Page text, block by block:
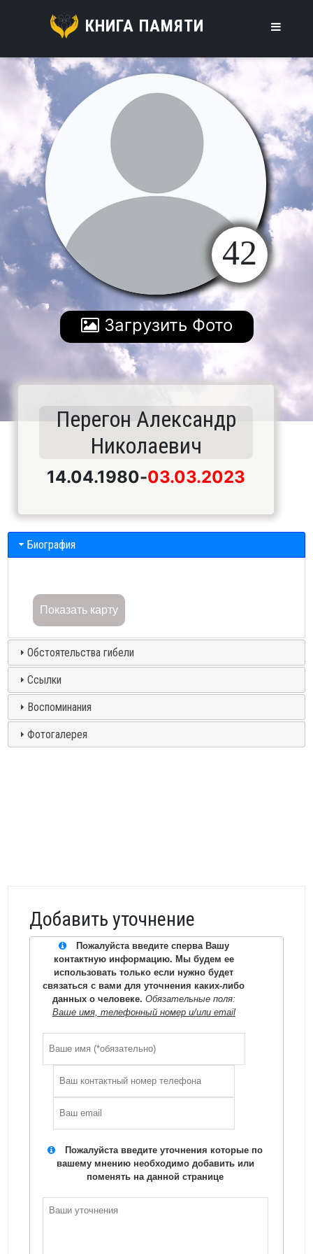
КНИГА ПАМЯТИ
42
Загрузить Фото
Перегон Александр
Николаевич
14.04.1980-03.03.2023
Биография
Показать карту
Обстоятельства гибели
Ссылки
Воспоминания
Фотогалерея
Добавить уточнение
Пожалуйста введите сперва Вашу
контактную информацию. Мы будем ее
использовать только если нужно будет
связаться с вами для уточнения каких-либо
данных о человеке. Обязательные поля:
Ваше имя, телефонный номер и/или email
Пожалуйста введите уточнения которые по
вашему мнению необходимо добавить или
поменять на данной странице